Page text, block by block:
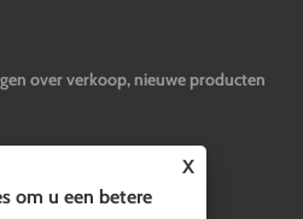
over verkoop, nieuwe producten
X
om u een betere